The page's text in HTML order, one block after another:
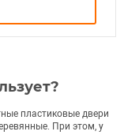
пластиковые двери
При этом, у